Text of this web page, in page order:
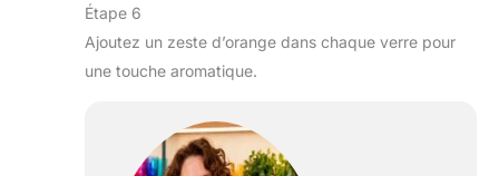
Étape 6
Ajoutez un zeste d’orange dans chaque verre pour
une touche aromatique.